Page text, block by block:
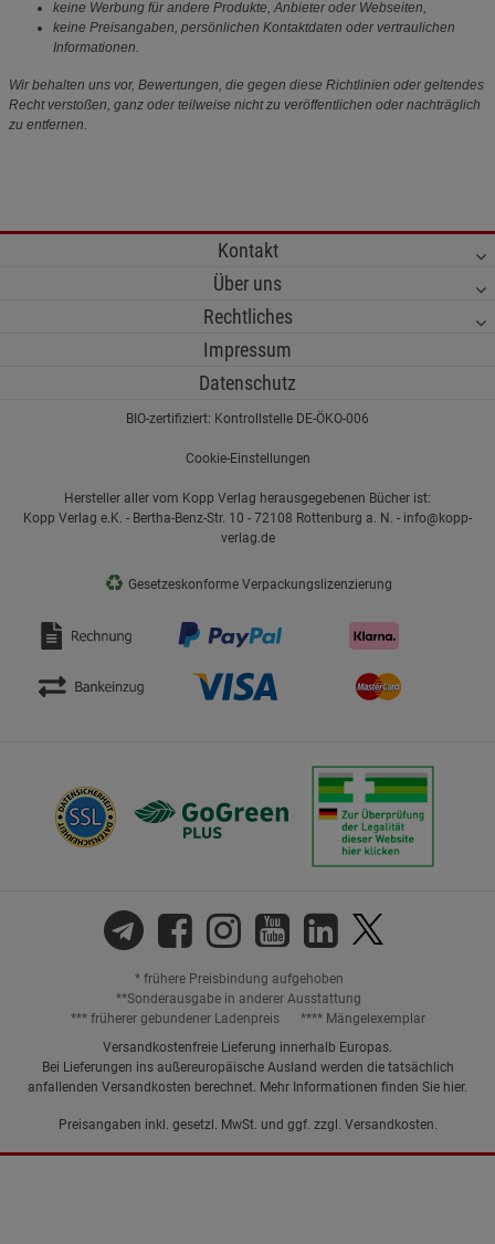
keine Werbung für andere Produkte, Anbieter oder Webseiten,
keine Preisangaben, persönlichen Kontaktdaten oder vertraulichen
Informationen.
Wir behalten uns vor, Bewertungen, die gegen diese Richtlinien oder geltendes
Recht verstoßen, ganz oder teilweise nicht zu veröffentlichen oder nachträglich
zu entfernen.
Kontakt
Über uns
Rechtliches
Impressum
Datenschutz
BIO-zertifiziert: Kontrollstelle DE-ÖKO-006
Cookie-Einstellungen
Hersteller aller vom Kopp Verlag herausgegebenen Bücher ist:
Kopp Verlag e.K. - Bertha-Benz-Str. 10 - 72108 Rottenburg a. N. - info@kopp-
verlag.de
♻ Gesetzeskonforme Verpackungslizenzierung
* frühere Preisbindung aufgehoben
**Sonderausgabe in anderer Ausstattung
*** früherer gebundener Ladenpreis
**** Mängelexemplar
Versandkostenfreie Lieferung innerhalb Europas.
Bei Lieferungen ins außereuropäische Ausland werden die tatsächlich
anfallenden Versandkosten berechnet. Mehr Informationen finden Sie hier.
Preisangaben inkl. gesetzl. MwSt. und ggf. zzgl. Versandkosten.